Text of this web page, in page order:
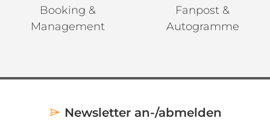
Booking &
Management
Fanpost &
Autogramme
Newsletter an-/abmelden